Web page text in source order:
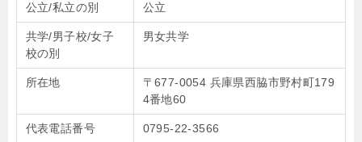
公立/私立の別 公立
共学/男子校/女子
校の別
男女共学
所在地
〒677-0054 兵庫県西脇市野村町179
4番地60
代表電話番号 0795-22-3566